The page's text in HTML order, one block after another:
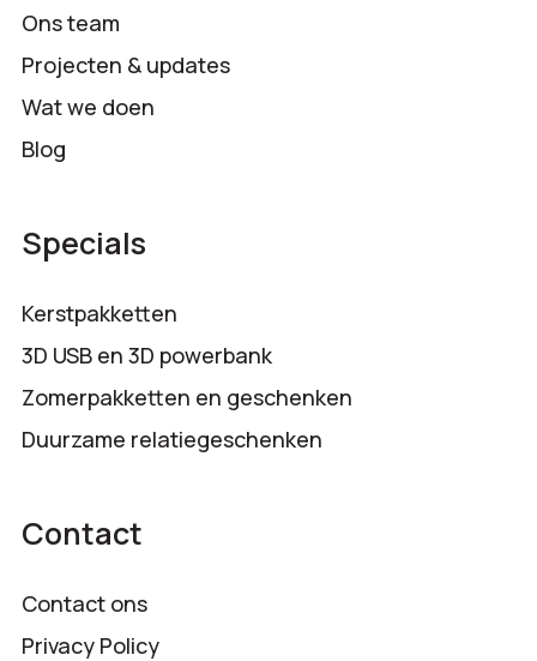
Ons team
Projecten & updates
Wat we doen
Blog
Specials
Kerstpakketten
3D USB en 3D powerbank
Zomerpakketten en geschenken
Duurzame relatiegeschenken
Contact
Contact ons
Privacy Policy